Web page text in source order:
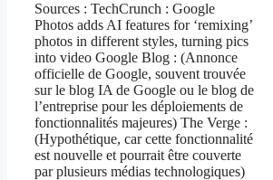
Sources : TechCrunch : Google
Photos adds AI features for ‘remixing’
photos in different styles, turning pics
into video Google Blog : (Annonce
officielle de Google, souvent trouvée
sur le blog IA de Google ou le blog de
l’entreprise pour les déploiements de
fonctionnalités majeures) The Verge :
(Hypothétique, car cette fonctionnalité
est nouvelle et pourrait être couverte
par plusieurs médias technologiques)